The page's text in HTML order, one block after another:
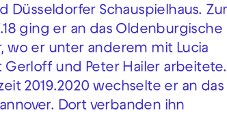
Düsseldorfer Schauspielhaus. Zur
ging er an das Oldenburgische
wo er unter anderem mit Lucia
Gerloff und Peter Hailer arbeitete.
2019.2020 wechselte er an das
Dort verbanden ihn